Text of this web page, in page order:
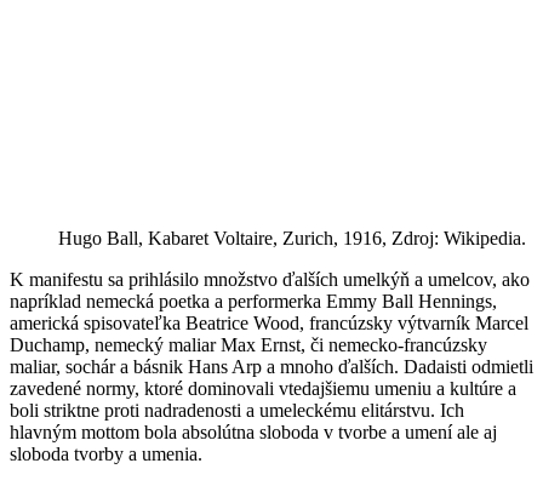
Hugo Ball, Kabaret Voltaire, Zurich, 1916, Zdroj: Wikipedia.
K manifestu sa prihlásilo množstvo ďalších umelkýň a umelcov, ako
napríklad nemecká poetka a performerka Emmy Ball Hennings,
americká spisovateľka Beatrice Wood, francúzsky výtvarník Marcel
Duchamp, nemecký maliar Max Ernst, či nemecko-francúzsky
maliar, sochár a básnik Hans Arp a mnoho ďalších. Dadaisti odmietli
zavedené normy, ktoré dominovali vtedajšiemu umeniu a kultúre a
boli striktne proti nadradenosti a umeleckému elitárstvu. Ich
hlavným mottom bola absolútna sloboda v tvorbe a umení ale aj
sloboda tvorby a umenia.